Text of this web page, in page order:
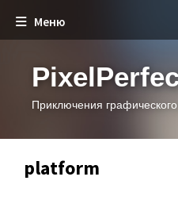
Меню
Приключения
platform